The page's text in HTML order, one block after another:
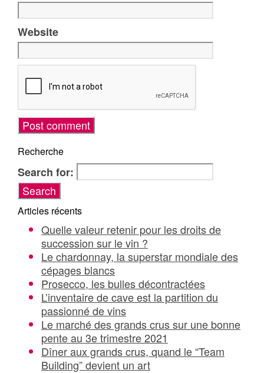
Website
Recherche
Search for:
Articles récents
Quelle valeur retenir pour les droits de
succession sur le vin ?
Le chardonnay, la superstar mondiale des
cépages blancs
Prosecco, les bulles décontractées
L’inventaire de cave est la partition du
passionné de vins
Le marché des grands crus sur une bonne
pente au 3e trimestre 2021
Dîner aux grands crus, quand le “Team
Building” devient un art